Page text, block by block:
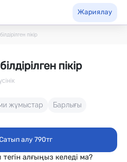
Жариялау
пікір
пікір
жұмыстар Барлығы
алу 790тг
алғыңыз келеді ма?